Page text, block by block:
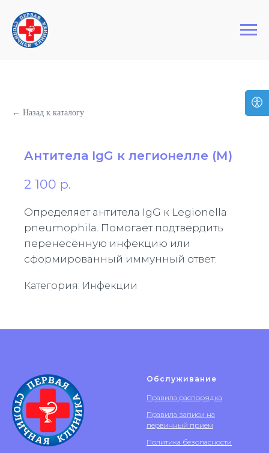
Первая Столичная Клиника
← Назад к каталогу
Антитела IgG к легионелле (М)
2 100 р.
Определяет антитела IgG к Legionella
pneumophila. Помогает подтвердить
перенесённую инфекцию или
сформированный иммунный ответ.
Категория: Инфекции
Обслуживание
Правила распорядка
Правила записи на
первичный прием
Политика безопасности